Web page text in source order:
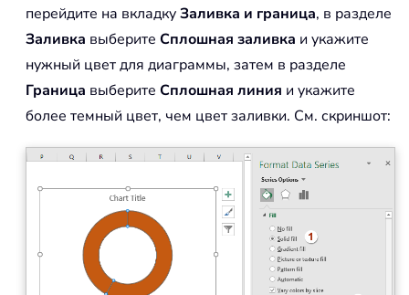
перейдите на вкладкуЗаливка и граница, в разделе
Заливка выберите Сплошная заливка и укажите
нужный цвет для диаграммы, затем в разделе
Граница выберите Сплошная линия и укажите
более темный цвет, чем цвет заливки. См. скриншот: